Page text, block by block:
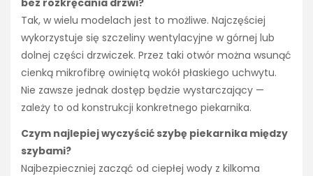
bez rozkręcania drzwi?
Tak, w wielu modelach jest to możliwe. Najczęściej
wykorzystuje się szczeliny wentylacyjne w górnej lub
dolnej części drzwiczek. Przez taki otwór można wsunąć
cienką mikrofibrę owiniętą wokół płaskiego uchwytu.
Nie zawsze jednak dostęp będzie wystarczający —
zależy to od konstrukcji konkretnego piekarnika.
Czym najlepiej wyczyścić szybę piekarnika między
szybami?
Najbezpieczniej zacząć od ciepłej wody z kilkoma